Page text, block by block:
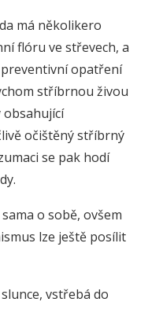
má několikero
flóru ve střevech, a
opatření
stříbrnou živou
obsahující
očištěný stříbrný
se pak hodí
o sobě, ovšem
lze ještě posílit
vstřebá do